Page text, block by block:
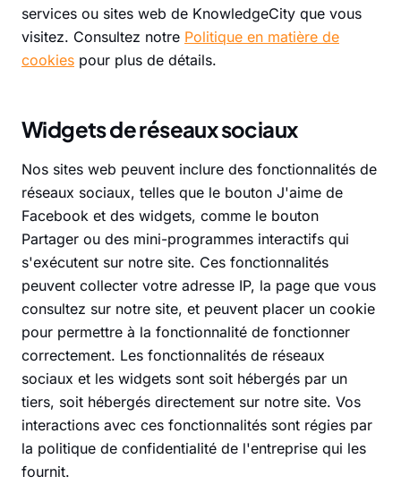
services ou sites web de KnowledgeCity que vous
visitez. Consultez notre Politique en matière de
cookies pour plus de détails.
Widgets de réseaux sociaux
Nos sites web peuvent inclure des fonctionnalités de
réseaux sociaux, telles que le bouton J'aime de
Facebook et des widgets, comme le bouton
Partager ou des mini-programmes interactifs qui
s'exécutent sur notre site. Ces fonctionnalités
peuvent collecter votre adresse IP, la page que vous
consultez sur notre site, et peuvent placer un cookie
pour permettre à la fonctionnalité de fonctionner
correctement. Les fonctionnalités de réseaux
sociaux et les widgets sont soit hébergés par un
tiers, soit hébergés directement sur notre site. Vos
interactions avec ces fonctionnalités sont régies par
la politique de confidentialité de l'entreprise qui les
fournit.